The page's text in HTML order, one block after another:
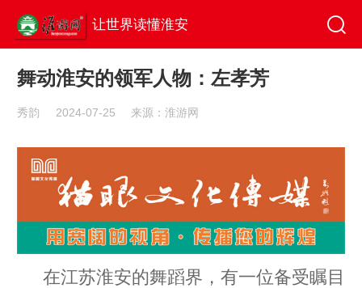
让世界读懂淮安
舞动淮安的领军人物：左孝芳
秀韵 2024-07-25 来源：淮游网
在江苏淮安的舞蹈界，有一位备受瞩目